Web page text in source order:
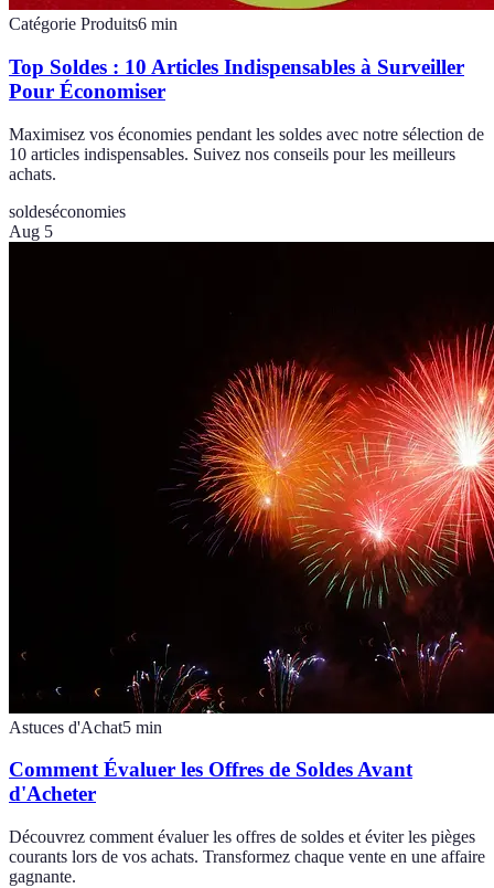
Catégorie Produits6 min
Top Soldes : 10 Articles Indispensables à Surveiller
Pour Économiser
Maximisez vos économies pendant les soldes avec notre sélection de
10 articles indispensables. Suivez nos conseils pour les meilleurs
achats.
soldeséconomies
Aug 5
Astuces d'Achat5 min
Comment Évaluer les Offres de Soldes Avant
d'Acheter
Découvrez comment évaluer les offres de soldes et éviter les pièges
courants lors de vos achats. Transformez chaque vente en une affaire
gagnante.